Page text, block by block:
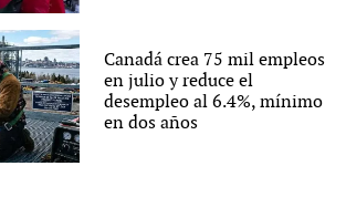
Canadá crea 75 mil empleos
en julio y reduce el
desempleo al 6.4%, mínimo
en dos años